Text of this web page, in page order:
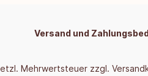
Versand und
Mehrwertsteuer zzgl.